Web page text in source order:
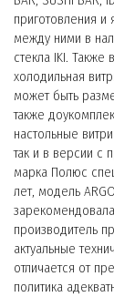
приготовления и
между ними в
стекла IKI. Также
холодильная
может быть
также
настольные
так и в версии с
марка Полюс
лет, модель
производитель
актуальные
отличается от
политика